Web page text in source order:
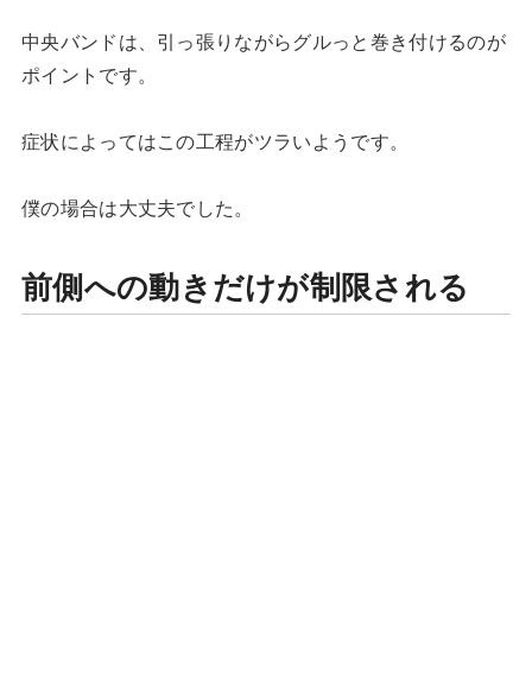
中央バンドは、引っ張りながらグルっと巻き付けるのが
ポイントです。
症状によってはこの工程がツラいようです。
僕の場合は大丈夫でした。
前側への動きだけが制限される